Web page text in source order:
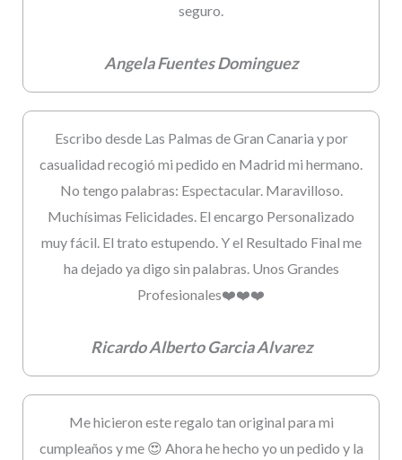
seguro.
Angela Fuentes Dominguez
Escribo desde Las Palmas de Gran Canaria y por
casualidad recogió mi pedido en Madrid mi hermano.
No tengo palabras: Espectacular. Maravilloso.
Muchísimas Felicidades. El encargo Personalizado
muy fácil. El trato estupendo. Y el Resultado Final me
ha dejado ya digo sin palabras. Unos Grandes
Profesionales❤️❤️❤️
Ricardo Alberto Garcia Alvarez
Me hicieron este regalo tan original para mi
cumpleaños y me 😍 Ahora he hecho yo un pedido y la